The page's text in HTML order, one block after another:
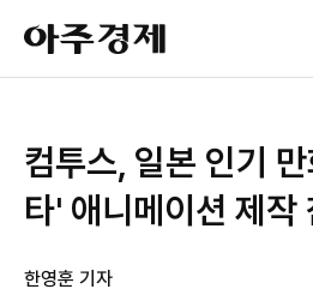
아
주
경
컴투스, 일본 인기
타' 애니메이션 제작
한영훈 기자